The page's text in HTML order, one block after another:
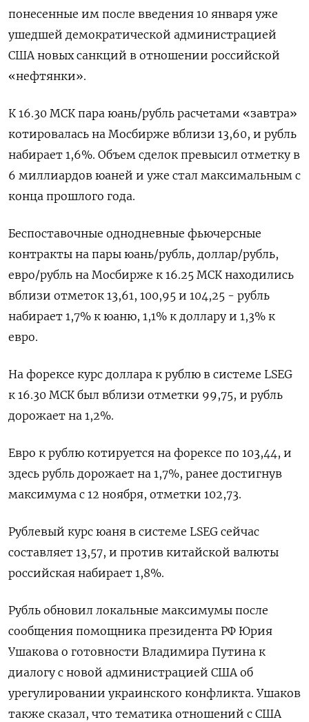
понесенные им после введения 10 января уже
ушедшей демократической администрацией
США новых санкций в отношении российской
«нефтянки».
К 16.30 МСК пара юань/рубль расчетами «завтра»
котировалась на Мосбирже вблизи 13,60, и рубль
набирает 1,6%. Объем сделок превысил отметку в
6 миллиардов юаней и уже стал максимальным с
конца прошлого года.
Беспоставочные однодневные фьючерсные
контракты на пары юань/рубль, доллар/рубль,
евро/рубль на Мосбирже к 16.25 МСК находились
вблизи отметок 13,61, 100,95 и 104,25 - рубль
набирает 1,7% к юаню, 1,1% к доллару и 1,3% к
евро.
На форексе курс доллара к рублю в системе LSEG
к 16.30 МСК был вблизи отметки 99,75, и рубль
дорожает на 1,2%.
Евро к рублю котируется на форексе по 103,44, и
здесь рубль дорожает на 1,7%, ранее достигнув
максимума с 12 ноября, отметки 102,73.
Рублевый курс юаня в системе LSEG сейчас
составляет 13,57, и против китайской валюты
российская набирает 1,8%.
Рубль обновил локальные максимумы после
сообщения помощника президента РФ Юрия
Ушакова о готовности Владимира Путина к
диалогу с новой администрацией США об
урегулировании украинского конфликта. Ушаков
также сказал, что тематика отношений с США